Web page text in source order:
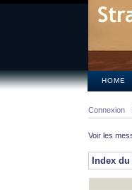
HOME
Connexion
Voir les
Index